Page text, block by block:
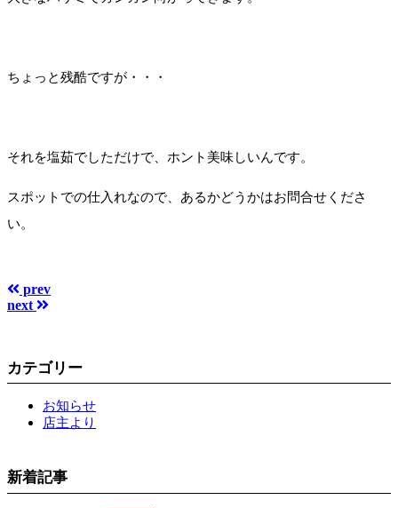
ちょっと残酷ですが・・・
それを塩茹でしただけで、ホント美味しいんです。
スポットでの仕入れなので、あるかどうかはお問合せくださ
い。
prev
next
カテゴリー
お知らせ
店主より
新着記事